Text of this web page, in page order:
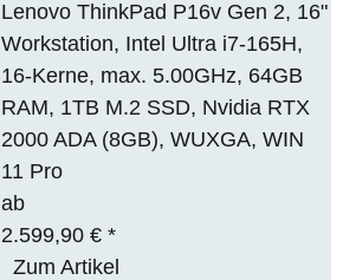
Lenovo ThinkPad P16v Gen 2, 16"
Workstation, Intel Ultra i7-165H,
16-Kerne, max. 5.00GHz, 64GB
RAM, 1TB M.2 SSD, Nvidia RTX
2000 ADA (8GB), WUXGA, WIN
11 Pro
ab
2.599,90 €*
Zum Artikel